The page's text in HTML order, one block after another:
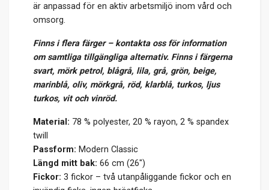
är anpassad för en aktiv arbetsmiljö inom vård och
omsorg.
Finns i flera färger – kontakta oss för information
om samtliga tillgängliga alternativ. Finns i färgerna
svart, mörk petrol, blågrå, lila, grå, grön, beige,
marinblå, oliv, mörkgrå, röd, klarblå, turkos, ljus
turkos, vit och vinröd.
Material: 78 % polyester, 20 % rayon, 2 % spandex
twill
Passform: Modern Classic
Längd mitt bak: 66 cm (26")
Fickor: 3 fickor – två utanpåliggande fickor och en